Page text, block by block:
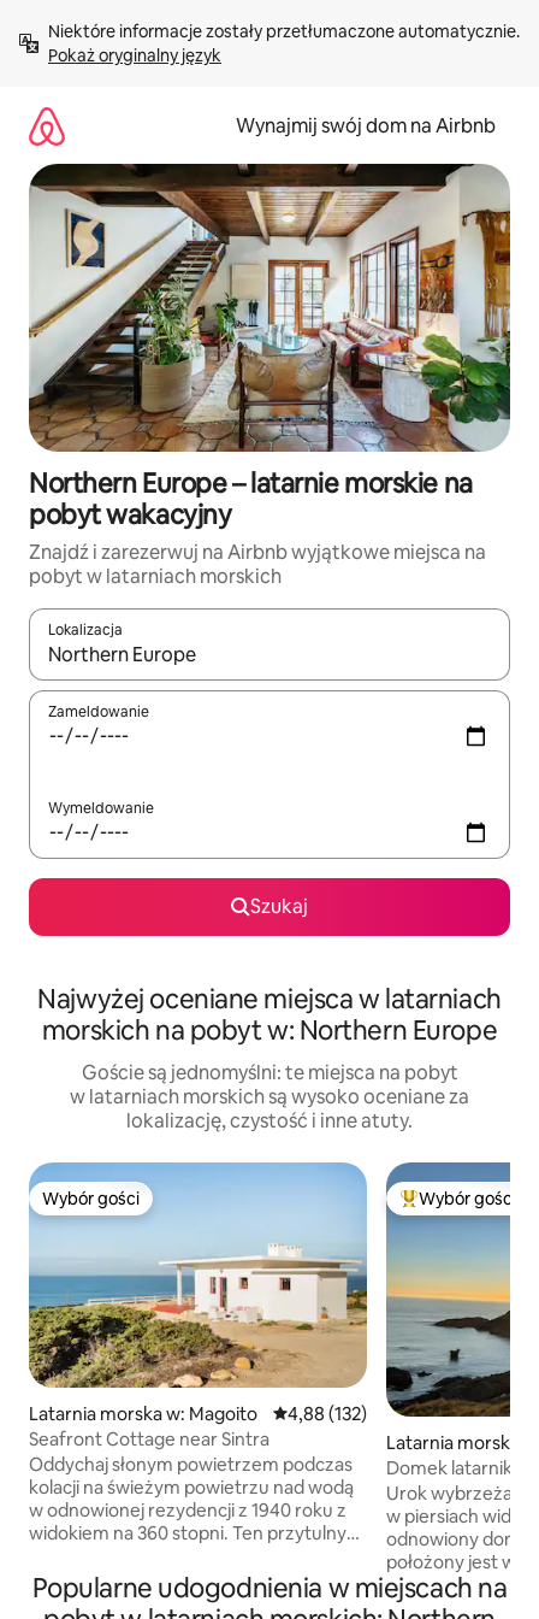
treści Pokaż oryginalny język
Wynajmij swój dom na Airbnb
Northern Europe – latarnie morskie na
pobyt wakacyjny
Znajdź i zarezerwuj na Airbnb wyjątkowe miejsca na
pobyt w latarniach morskich
Lokalizacja
Gdy wyniki będą dostępne, możesz poruszać się po nich za
Zameldowanie
Wymeldowanie
Szukaj
Najwyżej oceniane miejsca w latarniach
morskich na pobyt w: Northern Europe
Goście są jednomyślni: te miejsca na pobyt
w latarniach morskich są wysoko oceniane za
lokalizację, czystość i inne atuty.
Wybór gości
Wybór gości
Latarnia morska w: Magoito Średnia ocena: 4,88 na 5, liczba
4,88 (132)
Seafront Cottage near Sintra
Oddychaj słonym powietrzem podczas
kolacji na świeżym powietrzu nad wodą
w odnowionej rezydencji z 1940 roku z
widokiem na 360 stopni. Ten przytulny
kwadratowych łączy akcenty żeglarskie
z gładkim kamieniem i masywnymi
Wybór gości
Latarnia morska
s and Galloway
Domek
Portpatrick
Urok wybrzeża i
w piersiach widoki! Ten
odnowiony
położony jest w
wioski rybackiej
wspaniałe widoki
Popularne udogodnienia w miejscach na